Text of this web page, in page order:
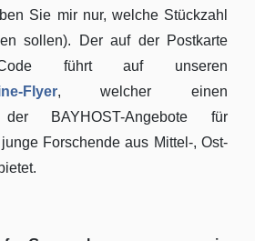
Sie mir nur, welche Stückzahl
sollen). Der auf der Postkarte
Code führt auf unseren
Flyer, welcher einen
der BAYHOST-Angebote für
Forschende aus Mittel-, Ost-